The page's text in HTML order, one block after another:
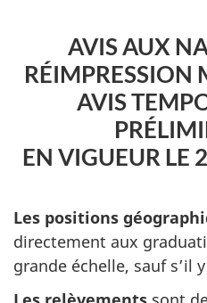
AVIS AUX
RÉIMPRESSION
AVIS
EN VIGUEUR LE
Les positions
directement aux
grande échelle, sauf s’il